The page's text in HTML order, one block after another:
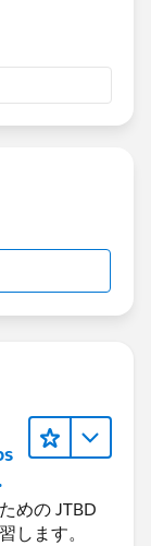
めの JTBD
します。